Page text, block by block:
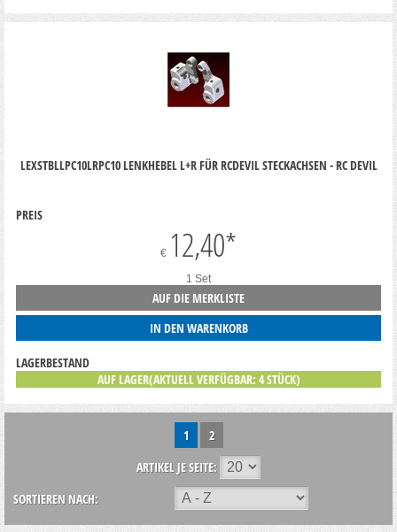
LEXSTBLLPC10LRPC10 LENKHEBEL L+R FÜR RCDEVIL STECKACHSEN - RC DEVIL
PREIS
€ 12,40*
1 Set
AUF DIE MERKLISTE
IN DEN WARENKORB
LAGERBESTAND
AUF LAGER(AKTUELL VERFÜGBAR: 4 STÜCK)
1
2
ARTIKEL JE SEITE:
SORTIEREN NACH: